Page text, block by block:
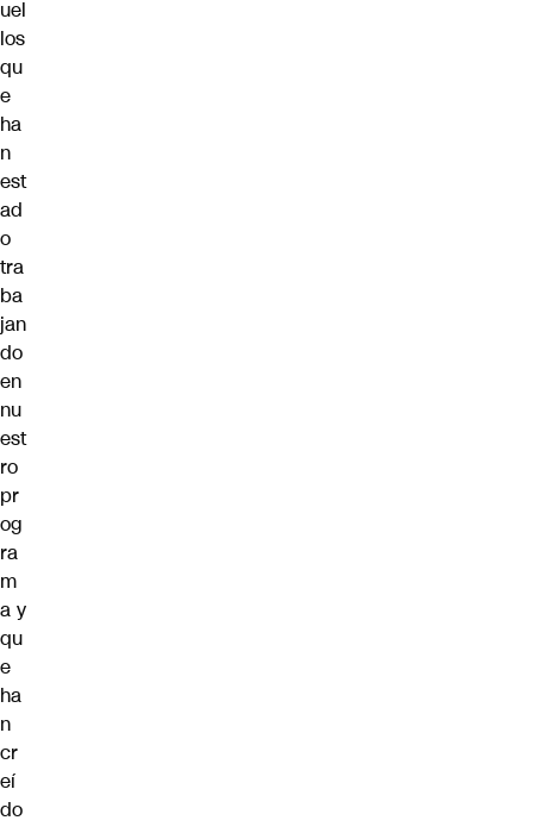
uel
los
qu
e
ha
n
est
ad
o
tra
ba
jan
do
en
nu
est
ro
pr
og
ra
m
a y
qu
e
ha
n
cr
eí
do